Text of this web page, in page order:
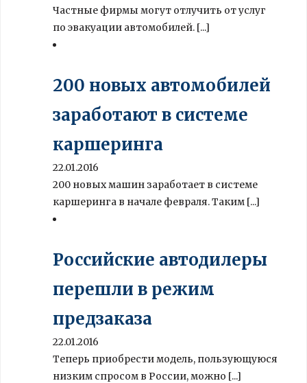
Частные фирмы могут отлучить от услуг
по эвакуации автомобилей. [...]
200 новых автомобилей
заработают в системе
каршеринга
22.01.2016
200 новых машин заработает в системе
каршеринга в начале февраля. Таким [...]
Российские автодилеры
перешли в режим
предзаказа
22.01.2016
Теперь приобрести модель, пользующуюся
низким спросом в России, можно [...]